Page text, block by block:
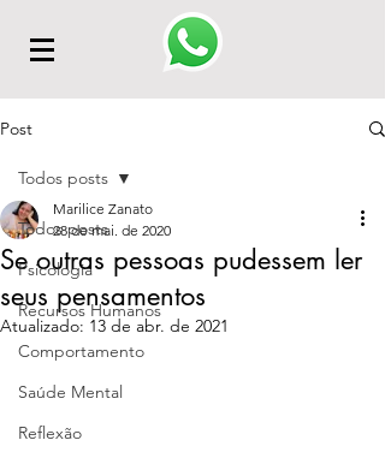
Post
Todos posts
Psicologia
Recursos Humanos
Comportamento
Saúde Mental
Reflexão
Todos posts
Se outras pessoas pudessem ler
seus pensamentos
Marilice Zanato
28 de mai. de 2020
Atualizado: 13 de abr. de 2021